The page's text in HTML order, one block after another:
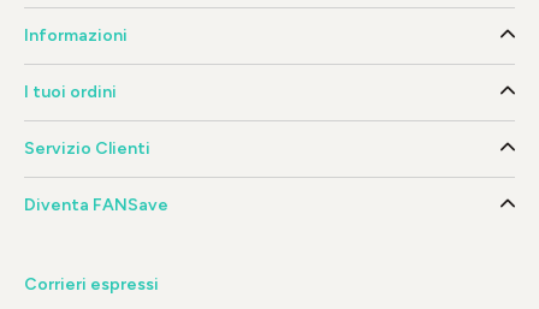
Informazioni
I tuoi ordini
Servizio Clienti
Diventa FANSave
Corrieri espressi